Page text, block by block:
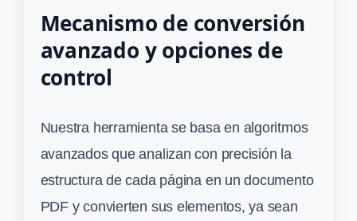
Mecanismo de conversión
avanzado y opciones de
control
Nuestra herramienta se basa en algoritmos
avanzados que analizan con precisión la
estructura de cada página en un documento
PDF y convierten sus elementos, ya sean